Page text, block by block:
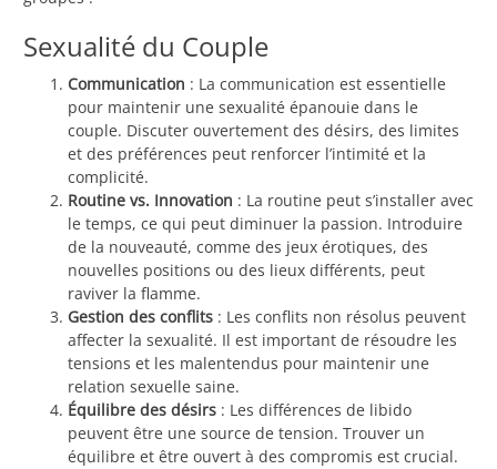
Sexualité du Couple
Communication : La communication est essentielle
pour maintenir une sexualité épanouie dans le
couple. Discuter ouvertement des désirs, des limites
et des préférences peut renforcer l’intimité et la
complicité.
Routine vs. Innovation : La routine peut s’installer avec
le temps, ce qui peut diminuer la passion. Introduire
de la nouveauté, comme des jeux érotiques, des
nouvelles positions ou des lieux différents, peut
raviver la flamme.
Gestion des conflits : Les conflits non résolus peuvent
affecter la sexualité. Il est important de résoudre les
tensions et les malentendus pour maintenir une
relation sexuelle saine.
Équilibre des désirs : Les différences de libido
peuvent être une source de tension. Trouver un
équilibre et être ouvert à des compromis est crucial.